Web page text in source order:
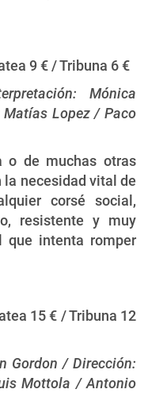
9 € / Tribuna 6 €
Mónica
Lopez / Paco
o de muchas otras
necesidad vital de
corsé social,
resistente y muy
que intenta romper
15 € / Tribuna 12
Gordon / Dirección:
Mottola / Antonio